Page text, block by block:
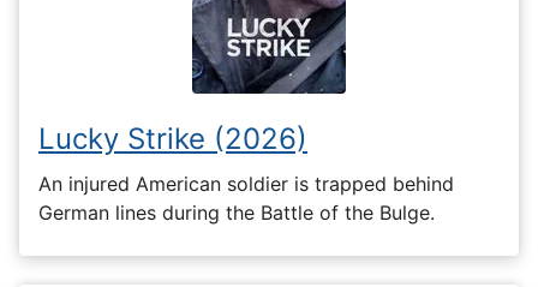
Lucky Strike (2026)
An injured American soldier is trapped behind
German lines during the Battle of the Bulge.